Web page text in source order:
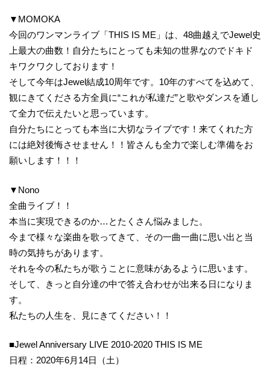
▼MOMOKA
今回のワンマンライブ「THIS IS ME」は、48曲越えでJewel史
上最大の曲数！自分たちにとっても未知の世界なのでドキド
キワクワクしております！
そして今年はJewel結成10周年です。10年のすべてを込めて、
観にきてくださる方全員に“これが私達だ”と歌やダンスを通し
て全力で伝えたいと思っています。
自分たちにとっても本当に大切なライブです！来てくれた方
には絶対後悔させません！！皆さんも全力で楽しむ準備をお
願いします！！！
▼Nono
全曲ライブ！！
本当に実現できるのか…とたくさん悩みました。
今まで様々な楽曲を歌ってきて、その一曲一曲に思い出と当
時の気持ちがあります。
それを今の私たちが歌うことに意味があるように思います。
そして、きっと自分達の中で答え合わせが出来る日になりま
す。
私たちの人生を、見にきてください！！
■Jewel Anniversary LIVE 2010-2020 THIS IS ME
日程：2020年6月14日（土）